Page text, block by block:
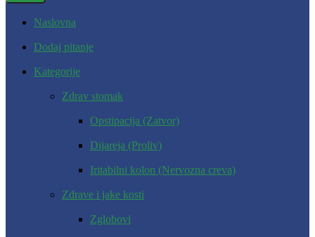
Naslovna
Dodaj pitanje
Kategorije
Zdrav stomak
Opstipacija (Zatvor)
Dijareja (Proliv)
Iritabilni kolon (Nervozna creva)
Zdrave i jake kosti
Zglobovi